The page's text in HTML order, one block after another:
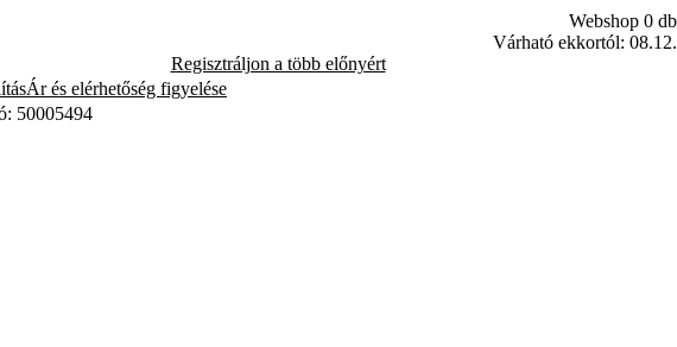
Webshop 0 db
Várható ekkortól: 08.12.
Regisztráljon a több előnyért
Ár és elérhetőség figyelése
50005494